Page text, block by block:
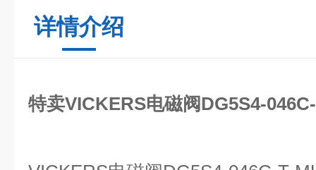
详情介绍
特卖VICKERS电磁阀DG5S4-